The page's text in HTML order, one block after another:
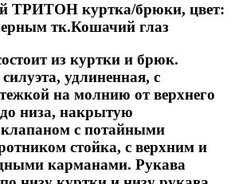
ТРИТОН куртка/брюки, цвет:
тк.Кошачий глаз
из куртки и брюк.
удлиненная, с
на молнию от верхнего
низа, накрытую
с потайными
стойка, с верхним и
карманами. Рукава